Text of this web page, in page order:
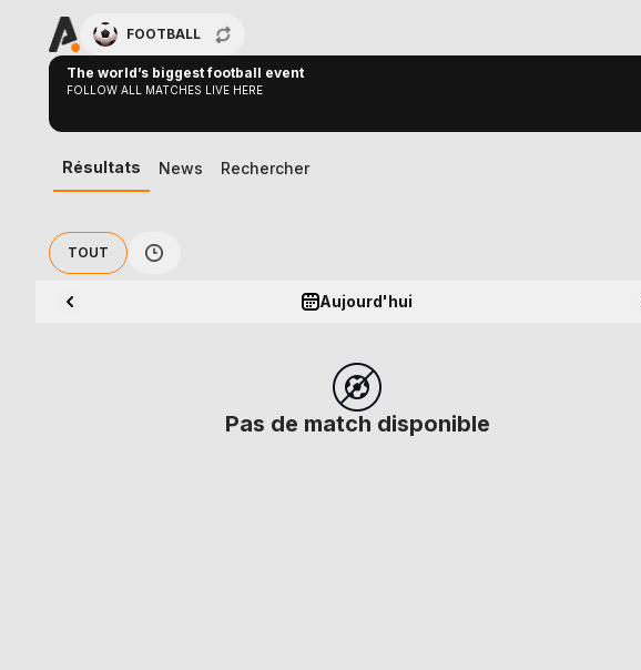
FOOTBALL
The world’s biggest football event
FOLLOW ALL MATCHES LIVE HERE
Résultats News Rechercher
TOUT
Aujourd'hui
Pas de match disponible